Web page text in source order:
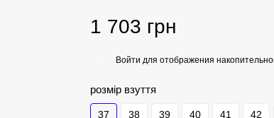
1 703 грн
Войти для отображения
розмір взуття
37 38 39 40 41 42